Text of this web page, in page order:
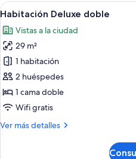
Abrir
todas
las
fotos
de
Habitación
Deluxe
doble
8
Habitación Deluxe doble
Vistas a la ciudad
29 m²
1 habitación
2 huéspedes
1 cama doble
Wifi gratis
Ver más detalles
Más